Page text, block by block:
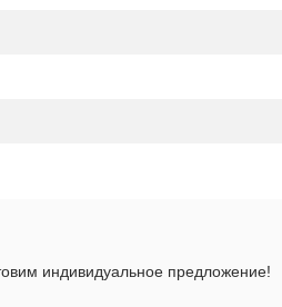
индивидуальное предложение!